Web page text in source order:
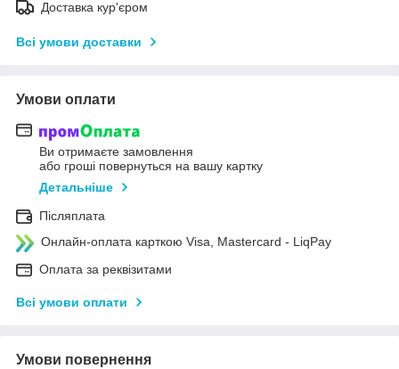
Доставка кур'єром
Всі умови доставки
Умови оплати
Ви отримаєте замовлення
або гроші повернуться на вашу картку
Детальніше
Післяплата
Онлайн-оплата карткою Visa, Mastercard - LiqPay
Оплата за реквізитами
Всі умови оплати
Умови повернення